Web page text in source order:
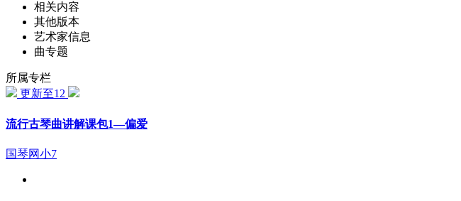
相关内容
其他版本
艺术家信息
曲专题
所属专栏
更新至12
流行古琴曲讲解课包1—偏爱
国琴网小7